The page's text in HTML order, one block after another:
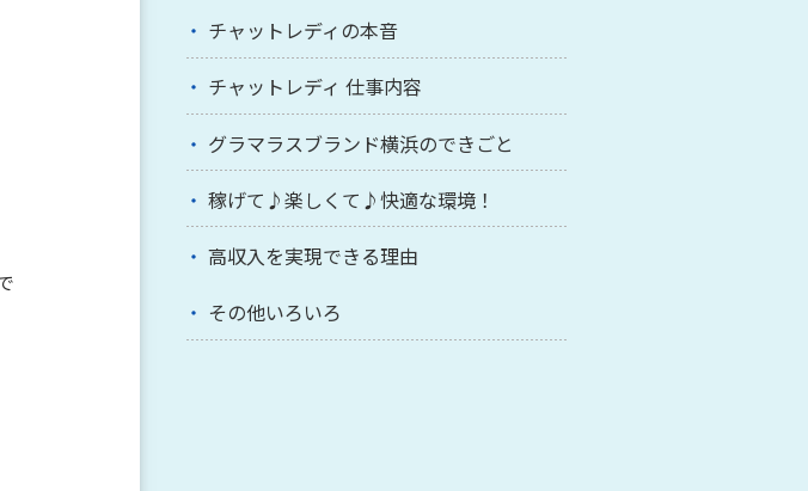
チャットレディの本音
チャットレディ 仕事内容
グラマラスブランド横浜のできごと
稼げて♪楽しくて♪快適な環境！
高収入を実現できる理由
その他いろいろ